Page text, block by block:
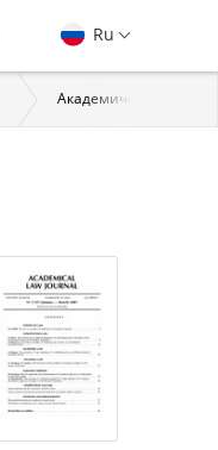
Ru
Академический